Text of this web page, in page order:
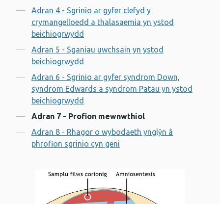
Adran 4 - Sgrinio ar gyfer clefyd y
crymangelloedd a thalasaemia yn ystod
beichiogrwydd
Adran 5 - Sganiau uwchsain yn ystod
beichiogrwydd
Adran 6 - Sgrinio ar gyfer syndrom Down,
syndrom Edwards a syndrom Patau yn ystod
beichiogrwydd
Adran 7 - Profion mewnwthiol
Adran 8 - Rhagor o wybodaeth ynglŷn â
phrofion sgrinio cyn geni